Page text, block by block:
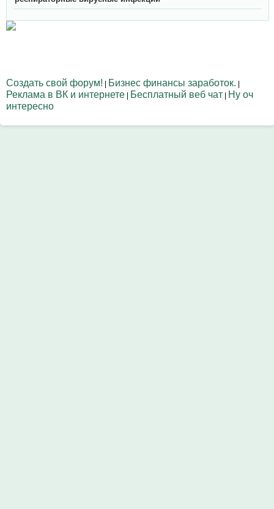
Создать свой форум! | Бизнес финансы заработок. |
Реклама в ВК и интернете | Бесплатный веб чат | Ну оч
интересно